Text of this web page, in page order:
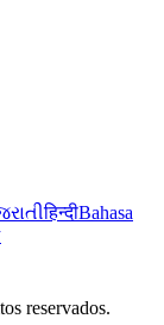
हिन्दीBahasa
reservados.